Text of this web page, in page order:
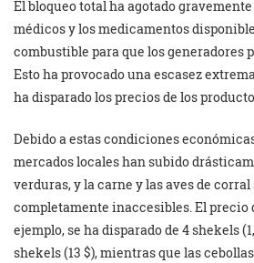
El bloqueo total ha agotado
médicos y los medicamentos
combustible para que los generadores
Esto ha provocado una escasez
ha disparado los precios de los
Debido a estas condiciones
mercados locales han subido
verduras, y la carne y las aves de
completamente inaccesibles. El precio
ejemplo, se ha disparado de 4 shekels
shekels (13 $), mientras que las